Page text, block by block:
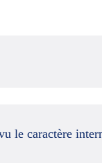
le caractère